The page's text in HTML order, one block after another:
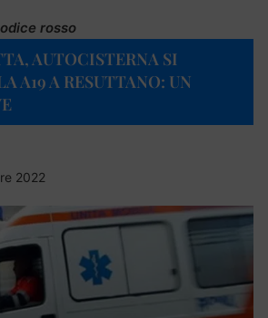
rosso
AUTOCISTERNA SI
A19 A RESUTTANO: UN
2022